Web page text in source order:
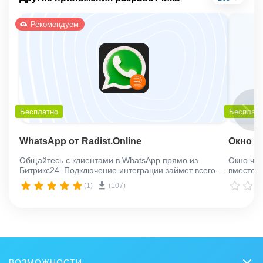
Рекомендуем
Бесплатно
WhatsApp от Radist.Online
Общайтесь с клиентами в WhatsApp прямо из
Битрикс24. Подключение интеграции займет всего 5
минут, а 3 дня на тест – в подарок!
(1) (107)
Окно
Окно
вместе.